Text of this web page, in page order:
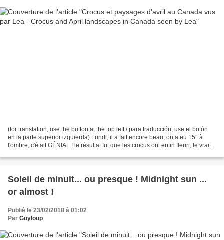
(for translation, use the button at the top left / para traducción, use el botón
en la parte superior izquierda) Lundi, il a fait encore beau, on a eu 15° à
l'ombre, c'était GÉNIAL ! le résultat fut que les crocus ont enfin fleuri, le vrai
Soleil de minuit... ou presque ! Midnight sun ...
or almost !
Publié le 23/02/2018 à 01:02
Par Guyloup